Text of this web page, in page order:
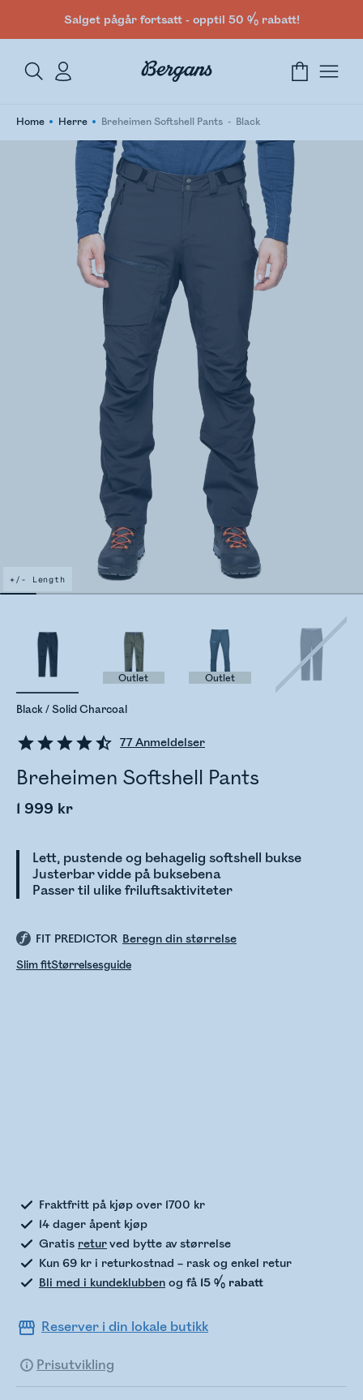
Salget pågår fortsatt - opptil 50 % rabatt!
Home Herre Breheimen Softshell Pants Black
+/- Length
77Anmeldelser
Breheimen Softshell Pants
1 999 kr
Lett, pustende og behagelig softshell bukse
Justerbar vidde på buksebena
Passer til ulike friluftsaktiviteter
Black / Solid Charcoal
Outlet Outlet
FIT PREDICTOR Beregn din størrelse
Slim fitStørrelsesguide
Fraktfritt på kjøp over 1700 kr
14 dager åpent kjøp
Gratis returved bytte av størrelse
Kun 69 kr i returkostnad – rask og enkel retur
Bli med i kundeklubben og få 15 % rabatt
Reserver i din lokale butikk
Prisutvikling